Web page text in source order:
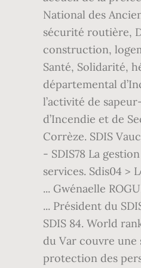
National des
sécurité routière,
construction,
Santé, Solidarité,
départemental
l’activité de
d’Incendie et de
Corrèze. SDIS
- SDIS78 La
services. Sdis04 >
... Gwénaelle
... Président du
SDIS 84. World
du Var couvre une
protection des